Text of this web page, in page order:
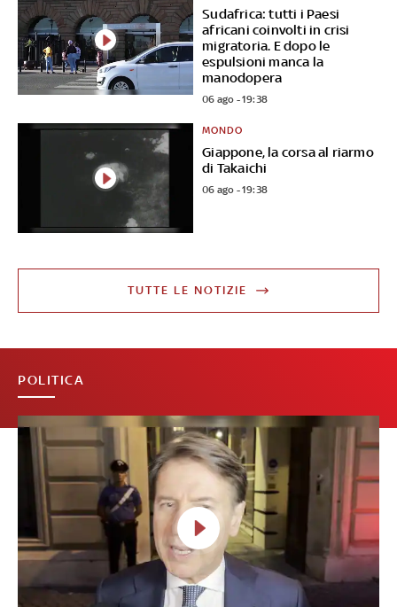
Sudafrica: tutti i Paesi
africani coinvolti in crisi
migratoria. E dopo le
espulsioni manca la
manodopera
06 ago - 19:38
Giappone, la corsa al riarmo
di Takaichi
MONDO
06 ago - 19:38
TUTTE LE NOTIZIE
POLITICA